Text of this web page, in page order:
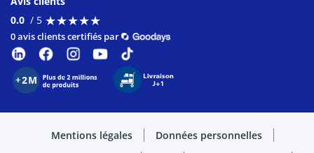
0.0 / 5 ★★★★★
★★★★★
0 avis clients certifiés par
Mentions légales
Données personnelles